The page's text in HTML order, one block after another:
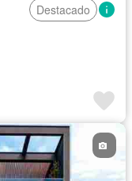
Destacado